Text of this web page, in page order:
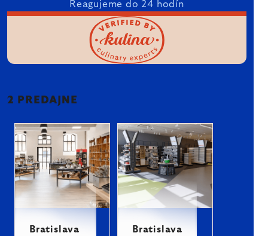
Reagujeme do 24 hodín
2 PREDAJNE
Bratislava Bratislava